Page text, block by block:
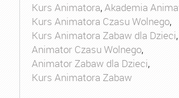
Kurs Animatora,Akademia
Kurs Animatora Czasu Wolnego,
Kurs Animatora Zabaw dla Dzieci,
Animator Czasu Wolnego,
Animator Zabaw dla Dzieci,
Kurs Animatora Zabaw